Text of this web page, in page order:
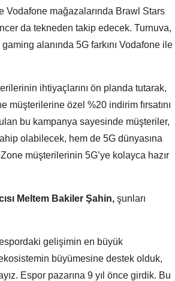
Vodafone mağazalarında Brawl Stars
da tekneden takip edecek. Turnuva,
alanında 5G farkını Vodafone ile
ihtiyaçlarını ön planda tutarak,
özel %20 indirim fırsatını
bu kampanya sayesinde müşteriler,
olabilecek, hem de 5G dünyasına
müşterilerinin 5G’ye kolayca hazır
Meltem Bakiler Şahin, şunları
gelişimin en büyük
büyümesine destek olduk,
Espor pazarına 9 yıl önce girdik. Bu